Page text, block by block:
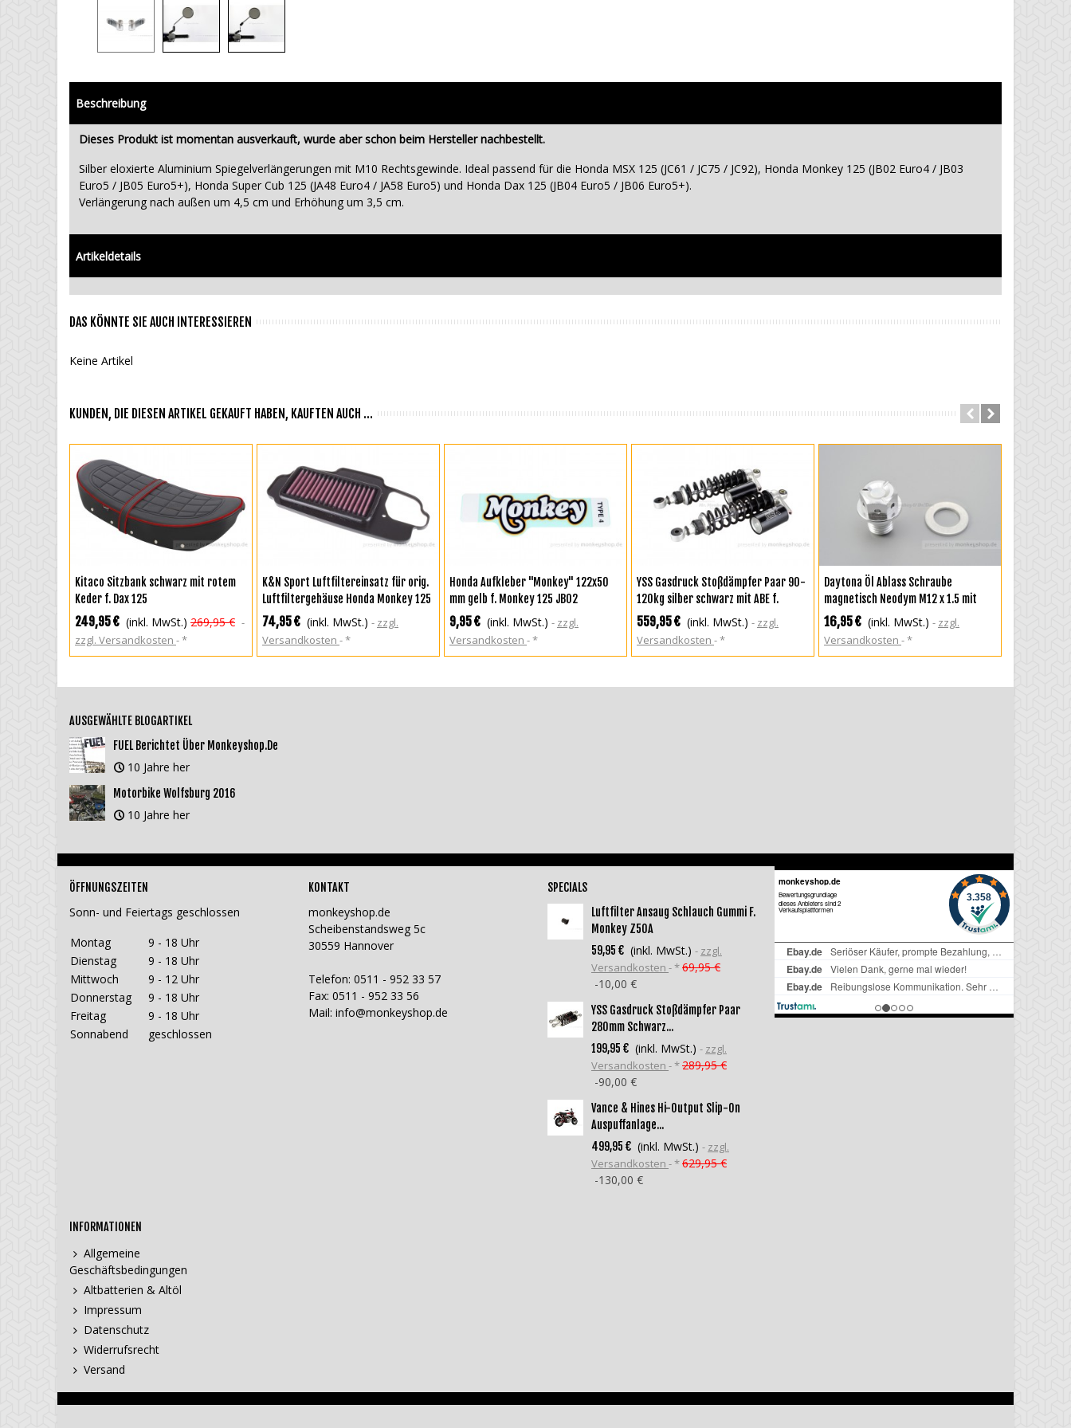
Beschreibung
Dieses Produkt ist momentan ausverkauft, wurde aber schon beim Hersteller nachbestellt.
Silber eloxierte Aluminium Spiegelverlängerungen mit M10 Rechtsgewinde. Ideal passend für die Honda MSX 125 (JC61 / JC75 / JC92), Honda Monkey 125 (JB02 Euro4 / JB03
Euro5 / JB05 Euro5+), Honda Super Cub 125 (JA48 Euro4 / JA58 Euro5) und Honda Dax 125 (JB04 Euro5 / JB06 Euro5+).
Verlängerung nach außen um 4,5 cm und Erhöhung um 3,5 cm.
Artikeldetails
DAS KÖNNTE SIE AUCH INTERESSIEREN
Keine Artikel
KUNDEN, DIE DIESEN ARTIKEL GEKAUFT HABEN, KAUFTEN AUCH ...
IN DEN WARENKORB
Kitaco Sitzbank schwarz mit rotem
Keder f. Dax 125
249,95 € (inkl. MwSt.) 269,95 €
zzgl. Versandkosten *
IN DEN WARENKORB
K&N Sport Luftfiltereinsatz für orig.
Luftfiltergehäuse Honda Monkey 125
74,95 € (inkl. MwSt.)
zzgl.
Versandkosten
*
IN DEN WARENKORB
Honda Aufkleber "Monkey" 122x50
mm gelb f. Monkey 125 JB02
9,95 € (inkl. MwSt.)
zzgl.
Versandkosten
*
IN DEN WARENKORB
YSS Gasdruck Stoßdämpfer Paar 90-
120kg silber schwarz mit ABE f.
Monkey 125
559,95 € (inkl. MwSt.)
zzgl.
Versandkosten
*
IN DEN WARENKORB
Daytona Öl Ablass Schraube
magnetisch Neodym M12 x 1.5 mit
Dichtring
16,95 € (inkl. MwSt.)
zzgl.
Versandkosten
*
AUSGEWÄHLTE BLOGARTIKEL
FUEL Berichtet Über Monkeyshop.de
10 Jahre her
Motorbike Wolfsburg 2016
10 Jahre her
ÖFFNUNGSZEITEN
Sonn- und Feiertags geschlossen
Montag
9 - 18 Uhr
Dienstag
9 - 18 Uhr
Mittwoch
9 - 12 Uhr
Donnerstag
9 - 18 Uhr
Freitag
9 - 18 Uhr
Sonnabend
geschlossen
KONTAKT
monkeyshop.de
Scheibenstandsweg 5c
30559 Hannover
Telefon: 0511 - 952 33 57
Fax: 0511 - 952 33 56
Mail: info@monkeyshop.de
SPECIALS
Luftfilter Ansaug Schlauch Gummi F.
Monkey Z50A
59,95 € (inkl. MwSt.)
zzgl.
Versandkosten
*69,95 €
-10,00 €
YSS Gasdruck Stoßdämpfer Paar
280mm Schwarz...
199,95 € (inkl. MwSt.)
zzgl.
Versandkosten
*289,95 €
-90,00 €
Vance & Hines Hi-Output Slip-On
Auspuffanlage...
499,95 € (inkl. MwSt.)
zzgl.
Versandkosten
*629,95 €
-130,00 €
INFORMATIONEN
Allgemeine
Geschäftsbedingungen
Altbatterien & Altöl
Impressum
Datenschutz
Widerrufsrecht
Versand